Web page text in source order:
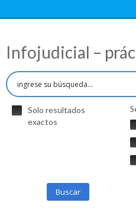
Infojudicial –
Solo resultados
exactos
Buscar